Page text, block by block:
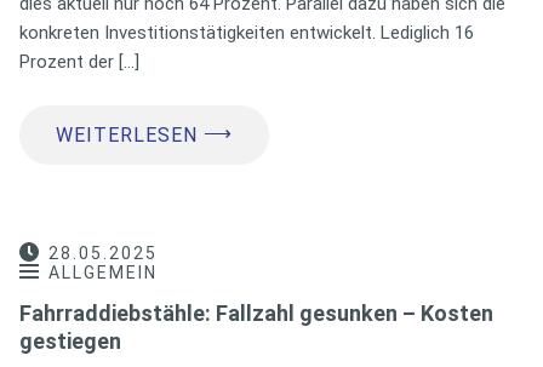
konkreten Investitionstätigkeiten entwickelt. Lediglich 16
Prozent der […]
WEITERLESEN ⟶
28.05.2025
ALLGEMEIN
Fahrraddiebstähle: Fallzahl gesunken – Kosten
gestiegen